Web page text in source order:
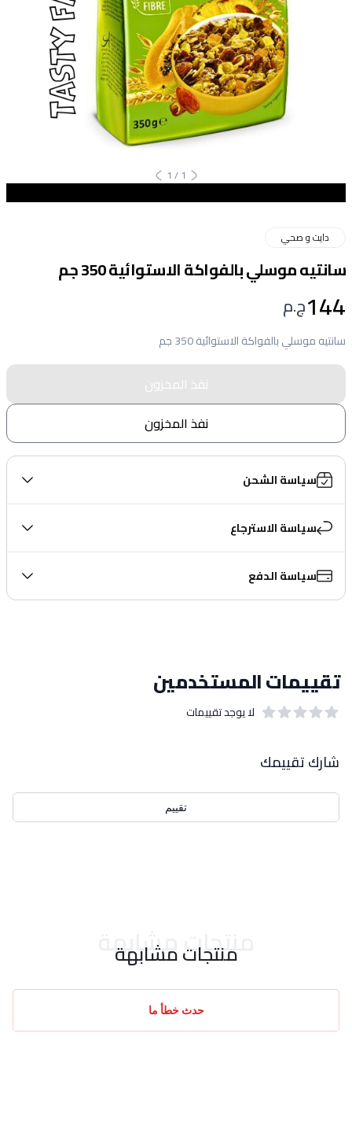
1
/
1
دايت و صحي
سانتيه موسلي بالفواكة الاستوائية 350 جم
144ج.م
سانتيه موسلي بالفواكة الاستوائية 350 جم
نفذ المخزون
نفذ المخزون
سياسة الشحن
سياسة الاسترجاع
سياسة الدفع
تقييمات المستخدمين
لا يوجد تقييمات
شارك تقييمك
تقييم
منتجات مشابهة
منتجات مشابهة
حدث خطأ ما